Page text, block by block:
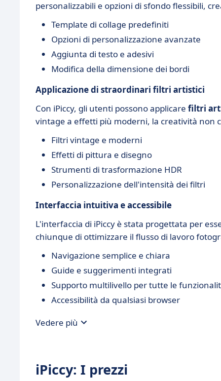
personalizzabili e opzioni di sfondo flessibili,
Template di collage predefiniti
Opzioni di personalizzazione avanzate
Aggiunta di testo e adesivi
Modifica della dimensione dei bordi
Applicazione di straordinari filtri artistici
Con iPiccy, gli utenti possono applicare filtri
vintage a effetti più moderni, la creatività non
Filtri vintage e moderni
Effetti di pittura e disegno
Strumenti di trasformazione HDR
Personalizzazione dell'intensità dei filtri
Interfaccia intuitiva e accessibile
L'interfaccia di iPiccy è stata progettata per
chiunque di ottimizzare il flusso di lavoro
Navigazione semplice e chiara
Guide e suggerimenti integrati
Supporto multilivello per tutte le
Accessibilità da qualsiasi browser
Vedere più
iPiccy: I prezzi